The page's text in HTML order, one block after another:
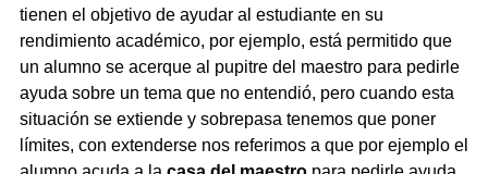
tienen el objetivo de ayudar al estudiante en su
rendimiento académico, por ejemplo, está permitido que
un alumno se acerque al pupitre del maestro para pedirle
ayuda sobre un tema que no entendió, pero cuando esta
situación se extiende y sobrepasa tenemos que poner
límites, con extenderse nos referimos a que por ejemplo el